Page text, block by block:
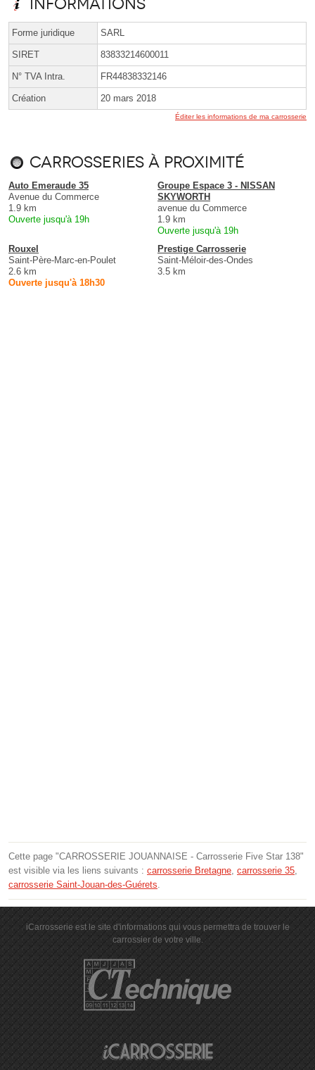
Informations
Forme juridique SARL
SIRET 83833214600011
N° TVA Intra. FR44838332146
Création 20 mars 2018
Éditer les informations de ma carrosserie
Carrosseries à proximité
Auto Emeraude 35
Avenue du Commerce
1.9 km
Ouverte jusqu'à 19h
Groupe Espace 3 - NISSAN
SKYWORTH
avenue du Commerce
1.9 km
Ouverte jusqu'à 19h
Rouxel
Saint-Père-Marc-en-Poulet
2.6 km
Ouverte jusqu'à 18h30
Prestige Carrosserie
Saint-Méloir-des-Ondes
3.5 km
Cette page "CARROSSERIE JOUANNAISE - Carrosserie Five Star 138"
est visible via les liens suivants : carrosserie Bretagne, carrosserie 35,
carrosserie Saint-Jouan-des-Guérets.
iCarrosserie est le site d'informations qui vous permettra de trouver le
carrossier de votre ville.